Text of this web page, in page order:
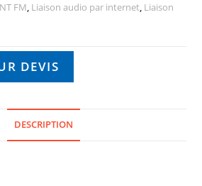
FM, Liaison audio par internet, Liaison
DEVIS
DESCRIPTION